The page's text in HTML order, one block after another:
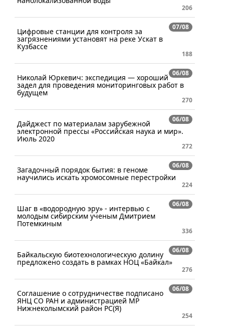
206
07/08
Цифровые станции для контроля за
загрязнениями установят на реке Ускат в
Кузбассе
188
06/08
Николай Юркевич: экспедиция — хороший
задел для проведения мониторинговых работ в
будущем
270
06/08
Дайджест по материалам зарубежной
электронной прессы «Российская наука и мир».
Июль 2020
272
06/08
Загадочный порядок бытия: в геноме
научились искать хромосомные перестройки
224
06/08
Шаг в «водородную эру» - интервью с
молодым сибирским ученым Дмитрием
Потемкиным
336
06/08
Байкальскую биотехнологическую долину
предложено создать в рамках НОЦ «Байкал»
276
06/08
Соглашение о сотрудничестве подписано
ЯНЦ СО РАН и администрацией МР
Нижнеколымский район РС(Я)
254